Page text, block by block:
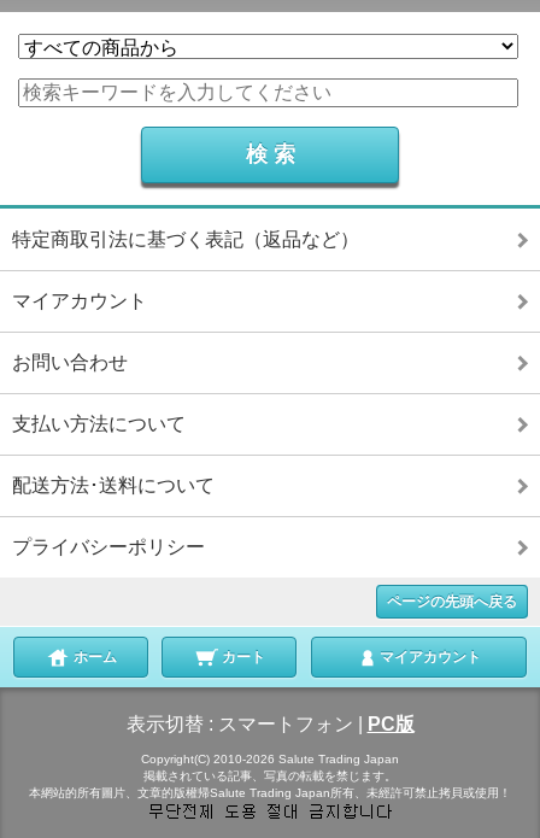
特定商取引法に基づく表記（返品など）
マイアカウント
お問い合わせ
支払い方法について
配送方法･送料について
プライバシーポリシー
ページの先頭へ戻る
ホーム カート マイアカウント
表示切替 : スマートフォン PC版
Copyright(C) 2010-2026 Salute Trading Japan
掲載されている記事、写真の転載を禁じます。
本網站的所有圖片、文章的版權帰Salute Trading Japan所有、未經許可禁止拷貝或使用！